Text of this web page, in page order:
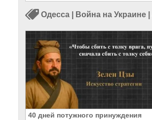
Одесса Война на Украине
40 дней потужного принуждения